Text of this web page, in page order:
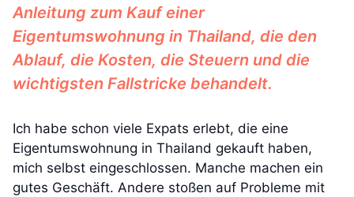
Anleitung zum Kauf einer
Eigentumswohnung in Thailand, die den
Ablauf, die Kosten, die Steuern und die
wichtigsten Fallstricke behandelt.
Ich habe schon viele Expats erlebt, die eine
Eigentumswohnung in Thailand gekauft haben,
mich selbst eingeschlossen. Manche machen ein
gutes Geschäft. Andere stoßen auf Probleme mit